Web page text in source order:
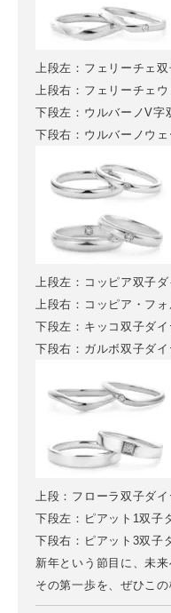
上段左：フェリーチェ
上段右：フェリーチェ
下段左：ウルバーノV字
下段右：ウルバーノウ
上段左：コッピア双子ダ
上段右：コッピア・フ
下段左：キッコ双子ダイ
下段右：ガルボ双子ダイ
上段：フローラ双子ダイ
下段左：ピアット1双子
下段右：ピアット3双子
新年という節目に、未
その第一歩を、ぜひこの